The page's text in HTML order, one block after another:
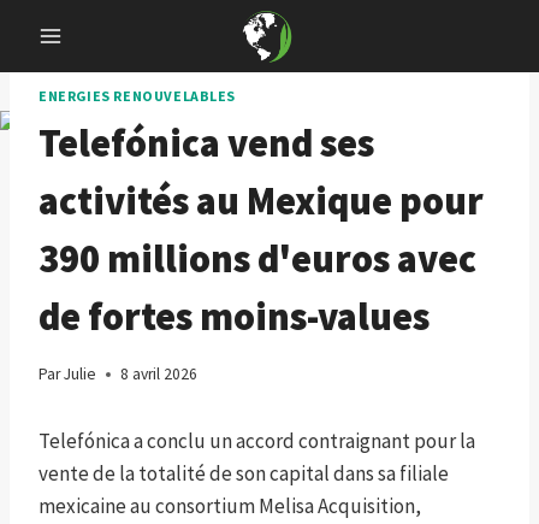
content
ENERGIES RENOUVELABLES
Telefónica vend ses
activités au Mexique pour
390 millions d'euros avec
de fortes moins-values
ParJulie 8 avril 2026
Telefónica a conclu un accord contraignant pour la
vente de la totalité de son capital dans sa filiale
mexicaine au consortium Melisa Acquisition,